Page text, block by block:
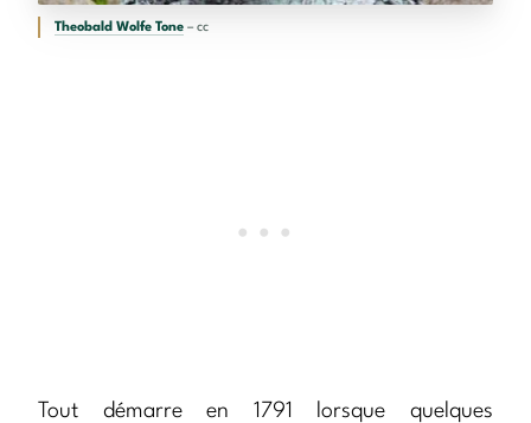
Theobald Wolfe Tone – cc
Tout démarre en 1791 lorsque quelques